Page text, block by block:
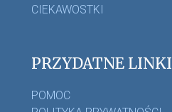
CIEKAWOSTKI
PRZYDATNE LINKI
POMOC